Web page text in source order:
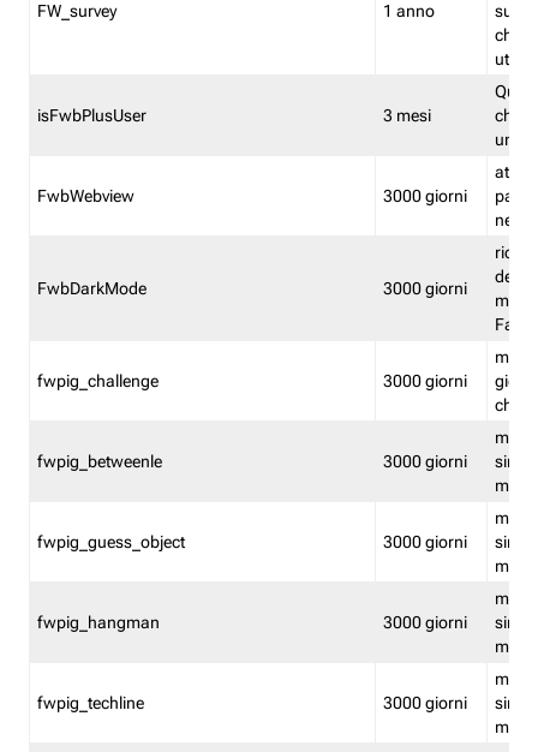
FW_survey 1 anno
utenti
isFwbPlusUser 3 mesi
che
una
FwbWebview 3000 giorni
attiva
FwbDarkMode 3000 giorni
fwpig_challenge 3000 giorni
fwpig_betweenle 3000 giorni
fwpig_guess_object 3000 giorni
fwpig_hangman 3000 giorni
fwpig_techline 3000 giorni